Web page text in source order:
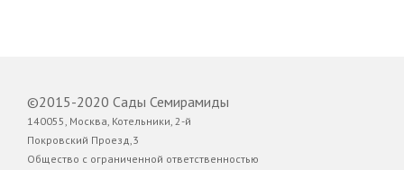
©2015-2020 Сады Семирамиды
140055, Москва, Котельники, 2-й
Покровский Проезд,3
Общество с ограниченной ответственностью